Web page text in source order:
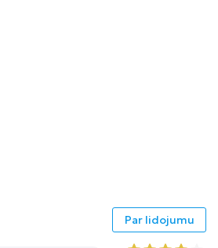
Par lidojumu